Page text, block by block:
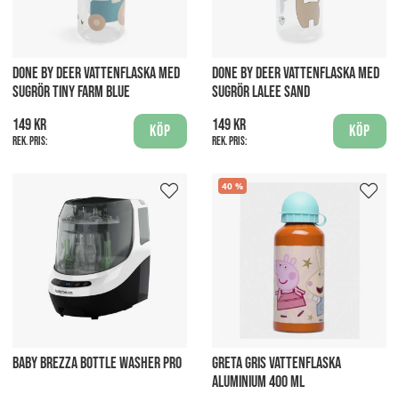
DONE BY DEER VATTENFLASKA MED
SUGRÖR TINY FARM BLUE
149 kr
Rek. pris:
Köp
DONE BY DEER VATTENFLASKA MED
SUGRÖR LALEE SAND
149 kr
Rek. pris:
Köp
BABY BREZZA BOTTLE WASHER PRO
40
GRETA GRIS VATTENFLASKA
ALUMINIUM 400 ML